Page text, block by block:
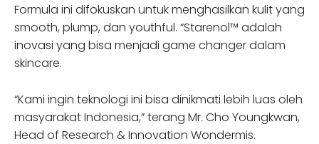
Formula ini difokuskan untuk menghasilkan kulit yang
smooth, plump, dan youthful. “Starenol™ adalah
inovasi yang bisa menjadi game changer dalam
skincare.
“Kami ingin teknologi ini bisa dinikmati lebih luas oleh
masyarakat Indonesia,” terang Mr. Cho Youngkwan,
Head of Research & Innovation Wondermis.